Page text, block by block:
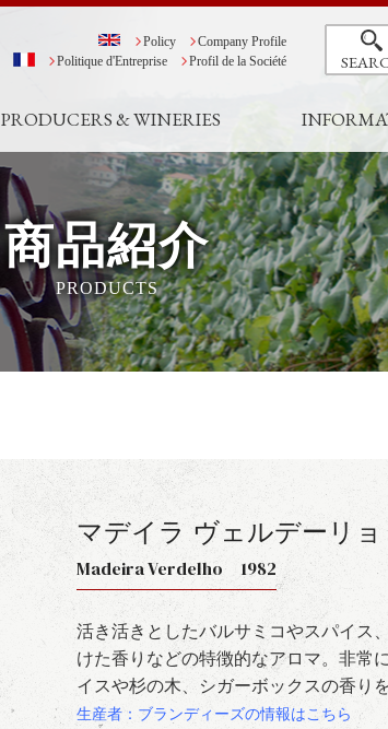
Policy
Company Profile
Politique d'Entreprise
Profil de la Société
PRODUCERS & WINERIES
商品紹介
PRODUCTS
マデイラ ヴェルデーリョ
Madeira Verdelho 1982
活き活きとしたバルサミコやスパイス
けた香りなどの特徴的なアロマ。非常
イスや杉の木、シガーボックスの香り
生産者：ブランディーズの情報はこちら